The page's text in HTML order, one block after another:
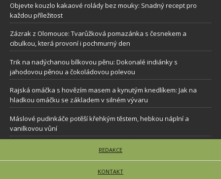
Objevte kouzlo kakaové rolády bez mouky: Snadný recept pro
každou příležitost
Zázrak z Olomouce: Tvarůžková pomazánka s česnekem a
cibulkou, která provoní i pochmurný den
Trik na nadýchanou bílkovou pěnu: Dokonalé indiánky s
jahodovou pěnou a čokoládovou polevou
Rajská omáčka s hovězím masem a kynutým knedlíkem: Jak na
hladkou omáčku se základem v silném vývaru
Máslové pudinkáče potěší křehkým těstem, hebkou náplní a
vanilkovou vůní
REDAKCE
KONTAKT